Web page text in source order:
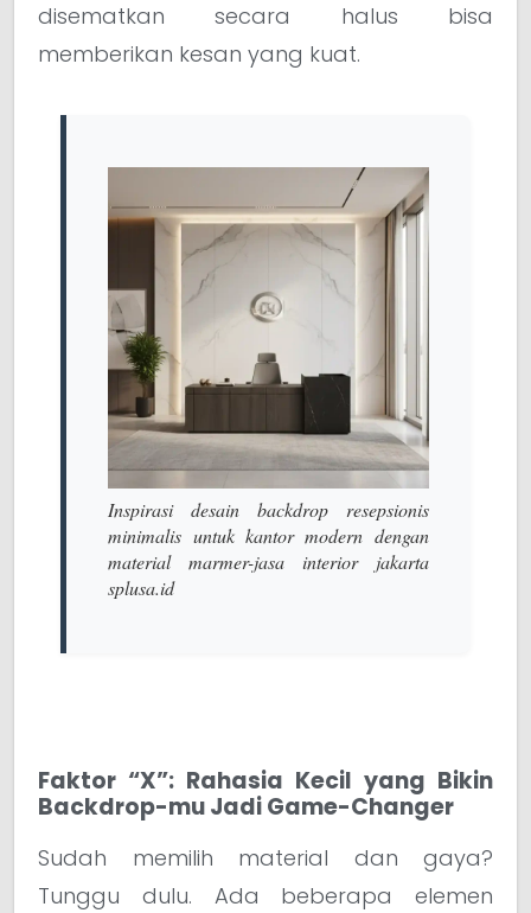
disematkan secara halus bisa
memberikan kesan yang kuat.
Inspirasi desain backdrop resepsionis
minimalis untuk kantor modern dengan
material marmer-jasa interior jakarta
splusa.id
Faktor “X”: Rahasia Kecil yang Bikin
Backdrop-mu Jadi Game-Changer
Sudah memilih material dan gaya?
Tunggu dulu. Ada beberapa elemen